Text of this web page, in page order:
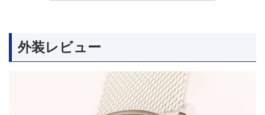
外装レビュー